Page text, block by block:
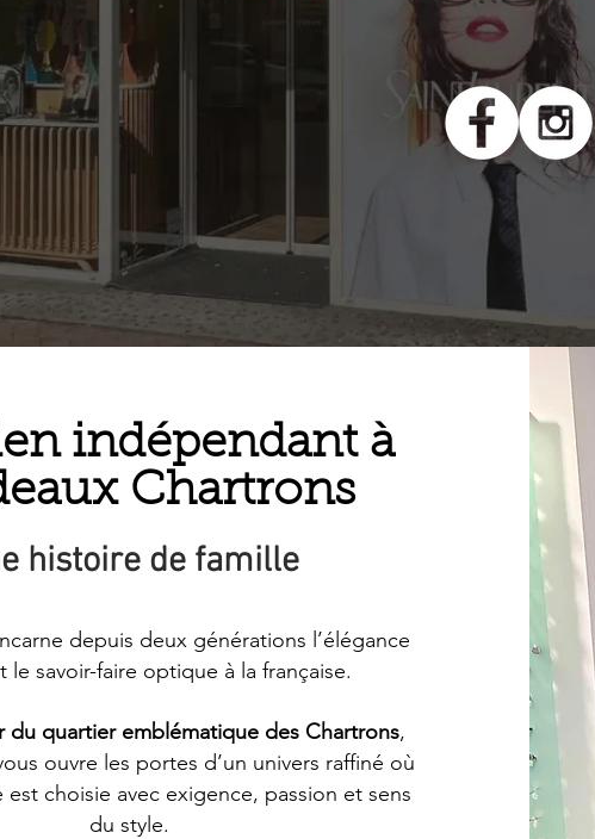
indépendant à
Chartrons
histoire de famille
depuis deux générations l’élégance
le savoir-faire optique à la française.
du quartier emblématique des Chartrons,
ouvre les portes d’un univers raffiné où
choisie avec exigence, passion et sens
du style.